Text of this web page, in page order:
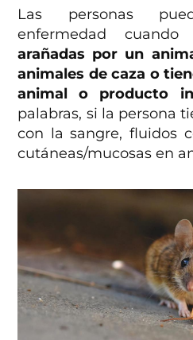
Las personas
enfermedad cuando
arañadas por un
animales de caza o
animal o producto
palabras, si la persona
con la sangre, fluidos
cutáneas/mucosas en